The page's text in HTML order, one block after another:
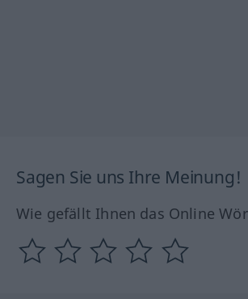
Sagen Sie uns Ihre Meinung!
Wie gefällt Ihnen das Online